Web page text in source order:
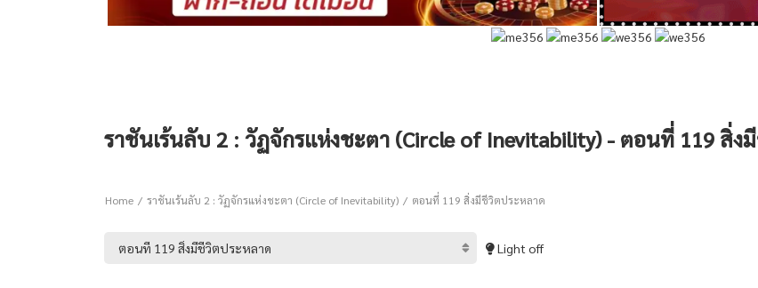
ราชันเร้นลับ 2 : วัฏจักรแห่งชะตา (Circle of Inevitability) - ตอนที่ 119 สิ่ง
Home ราชันเร้นลับ 2 : วัฏจักรแห่งชะตา (Circle of Inevitability) ตอนที่ 119 สิ่งมีชีวิตประหลาด
Light off